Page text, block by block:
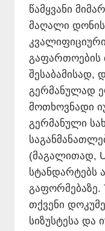
წამყვანი
მაღალი დონის
კვალიფიციური
გაფართოების
შესაბამისად,
გერმანულად
მოთხოვნადი
გერმანული
(მაგალითად,
სტანდარტებს
გაფორმებაზე.
თქვენი
სიზუსტესა და